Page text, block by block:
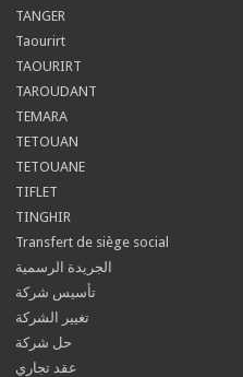
TANGER
Taourirt
TAOURIRT
TAROUDANT
TEMARA
TETOUAN
TETOUANE
TIFLET
TINGHIR
Transfert de siège social
الجريدة الرسمية
تأسيس شركة
تغيير الشركة
حل شركة
عقد تجاري